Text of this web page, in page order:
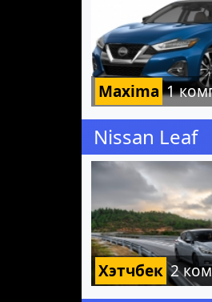
Maxima1
Nissan Leaf
Хэтчбек2